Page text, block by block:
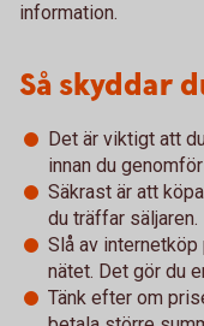
information.
Så skyddar
Det är viktigt att
innan du
Säkrast är att
du träffar säljaren.
Slå av
nätet. Det gör du
Tänk efter om